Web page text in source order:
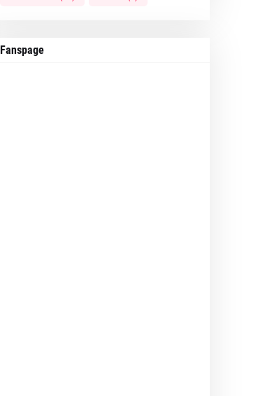
Fanspage